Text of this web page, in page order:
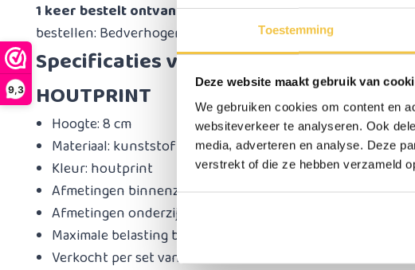
Toestemming
Deze website maakt gebruik van
We gebruiken cookies om content en
websiteverkeer te analyseren. Ook
media, adverteren en analyse. Deze
verstrekt of die ze hebben verzameld
9,3
1 keer bestelt ontvang je 4 bedverhogers.Je kunt ook
bestellen: Bedverhoger 8 cm HOUTPRINT per stuk
Specificaties van de bedverhogers 8
HOUTPRINT
Hoogte: 8 cm
Materiaal: kunststof
Kleur: houtprint
Afmetingen binnenzijde (maximale afmetingen poot die
Afmetingen onderzijde (deel wat op de vloer staat): 12 x 12
Maximale belasting bedverhogers: 600 kg (150 kg per stuk)
Verkocht per set van 4 stuks